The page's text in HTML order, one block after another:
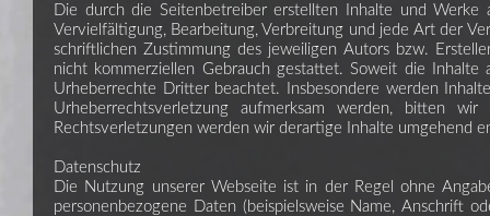
Die durch die Seitenbetreiber erstellten Inhalte und
Vervielfältigung, Bearbeitung, Verbreitung und jede Art der
schriftlichen Zustimmung des jeweiligen Autors bzw.
nicht kommerziellen Gebrauch gestattet. Soweit die
Urheberrechte Dritter beachtet. Insbesondere werden
Urheberrechtsverletzung aufmerksam werden, bitten
Rechtsverletzungen werden wir derartige Inhalte umgehend
Datenschutz
Die Nutzung unserer Webseite ist in der Regel ohne
personenbezogene Daten (beispielsweise Name, Anschrift